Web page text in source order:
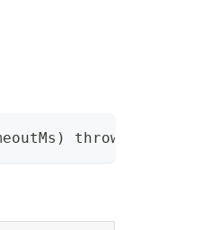
throws